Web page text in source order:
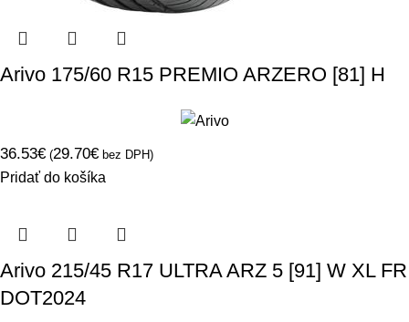
Arivo 175/60 R15 PREMIO ARZERO [81] H
36.53€ (29.70€ bez DPH)
Pridať do košíka
Arivo 215/45 R17 ULTRA ARZ 5 [91] W XL FR
DOT2024